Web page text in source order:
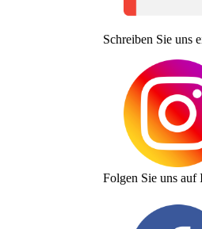
Schreiben Sie uns
Folgen Sie uns auf